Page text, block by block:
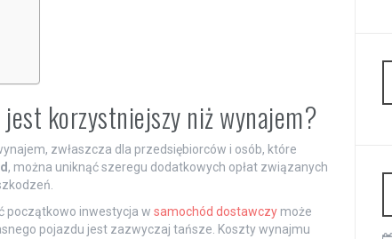
korzystniejszy niż wynajem?
zwłaszcza dla przedsiębiorców i osób, które
, można uniknąć szeregu dodatkowych opłat związanych
początkowo inwestycja w samochód dostawczymoże
pojazdu jest zazwyczaj tańsze. Koszty wynajmu